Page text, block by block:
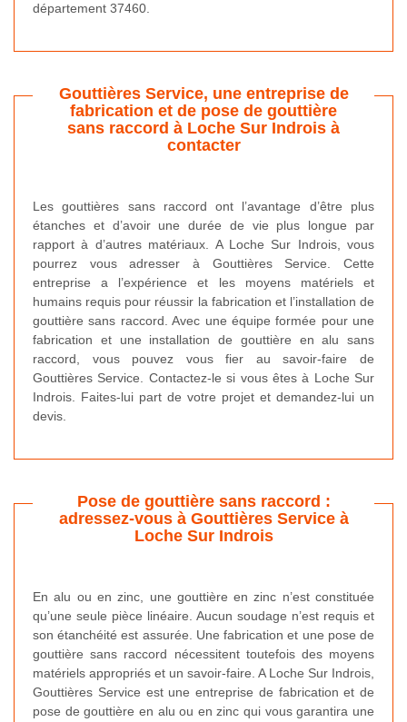
département 37460.
Gouttières Service, une entreprise de
fabrication et de pose de gouttière
sans raccord à Loche Sur Indrois à
contacter
Les gouttières sans raccord ont l’avantage d’être plus
étanches et d’avoir une durée de vie plus longue par
rapport à d’autres matériaux. A Loche Sur Indrois, vous
pourrez vous adresser à Gouttières Service. Cette
entreprise a l’expérience et les moyens matériels et
humains requis pour réussir la fabrication et l’installation de
gouttière sans raccord. Avec une équipe formée pour une
fabrication et une installation de gouttière en alu sans
raccord, vous pouvez vous fier au savoir-faire de
Gouttières Service. Contactez-le si vous êtes à Loche Sur
Indrois. Faites-lui part de votre projet et demandez-lui un
devis.
Pose de gouttière sans raccord :
adressez-vous à Gouttières Service à
Loche Sur Indrois
En alu ou en zinc, une gouttière en zinc n’est constituée
qu’une seule pièce linéaire. Aucun soudage n’est requis et
son étanchéité est assurée. Une fabrication et une pose de
gouttière sans raccord nécessitent toutefois des moyens
matériels appropriés et un savoir-faire. A Loche Sur Indrois,
Gouttières Service est une entreprise de fabrication et de
pose de gouttière en alu ou en zinc qui vous garantira une